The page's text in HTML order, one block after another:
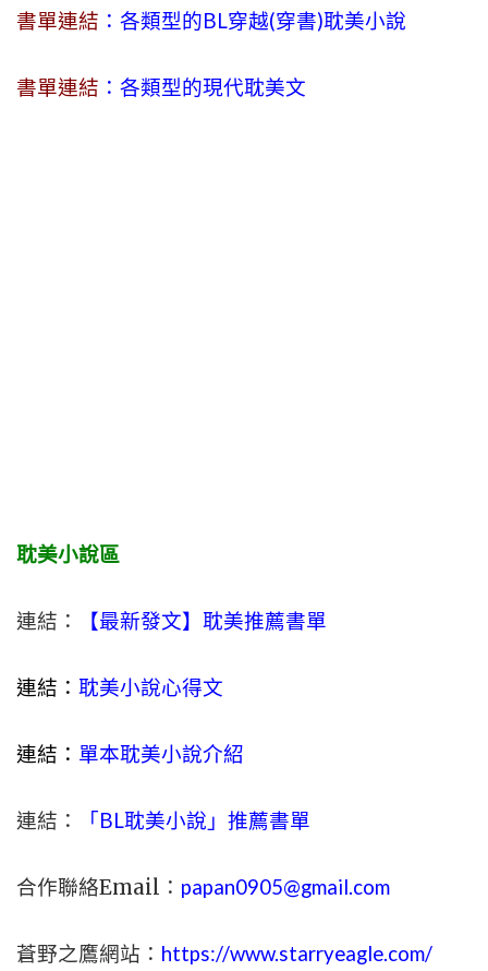
書單連結 ：各類型的BL穿越(穿書)耽美小說
書單連結 ：各類型的現代耽美文
耽美小說區
連結： 【最新發文】耽美推薦書單
連結： 耽美小說心得文
連結： 單本耽美小說介紹
連結： 「BL耽美小說」推薦書單
合作聯絡Email： papan0905@gmail.com
蒼野之鷹網站： https://www.starryeagle.com/